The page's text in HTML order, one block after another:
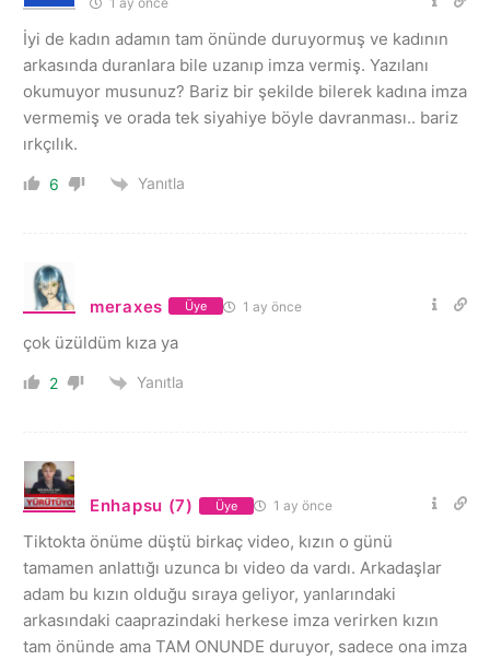
İyi de kadın adamın tam önünde duruyormuş ve kadının
arkasında duranlara bile uzanıp imza vermiş. Yazılanı
okumuyor musunuz? Bariz bir şekilde bilerek kadına imza
vermemiş ve orada tek siyahiye böyle davranması.. bariz
ırkçılık.
6 Yanıtla
meraxes Üye 1 ay önce
çok üzüldüm kıza ya
2 Yanıtla
Enhapsu (7) Üye 1 ay önce
Tiktokta önüme düştü birkaç video, kızın o günü
tamamen anlattığı uzunca bı video da vardı. Arkadaşlar
adam bu kızın olduğu sıraya geliyor, yanlarındaki
arkasındaki caaprazindaki herkese imza verirken kızın
tam önünde ama TAM ONUNDE duruyor, sadece ona imza